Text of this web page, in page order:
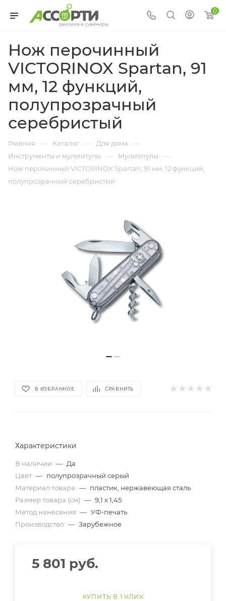
0
Нож перочинный
VICTORINOX Spartan, 91
мм, 12 функций,
полупрозрачный
серебристый
Главная — Каталог — Для дома —
Инструменты и мультитулы — Мультитулы —
Нож перочинный VICTORINOX Spartan, 91 мм, 12 функций,
полупрозрачный серебристый
В ИЗБРАННОЕ СРАВНИТЬ
Характеристики
В наличии — Да
Цвет — полупрозрачный серый
Материал товара — пластик, нержавеющая сталь
Размер товара (см) — 9,1 х 1,45
Метод нанесения — УФ-печать
Производство — Зарубежное
5 801 руб.
КУПИТЬ В 1 КЛИК